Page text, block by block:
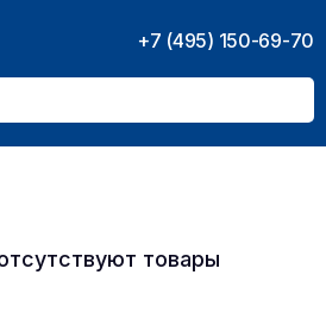
+7 (495) 150-69-70
товары